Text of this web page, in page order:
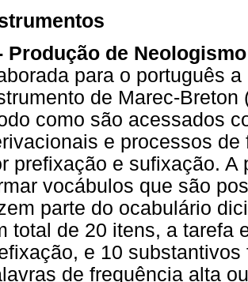
Produção de Neologismo
para o português
de Marec-
como são acessados
e processos
prefixação e sufixação.
vocábulos que são
parte do ocabulário
total de 20 itens, a tarefa
e 10
de frequência alta